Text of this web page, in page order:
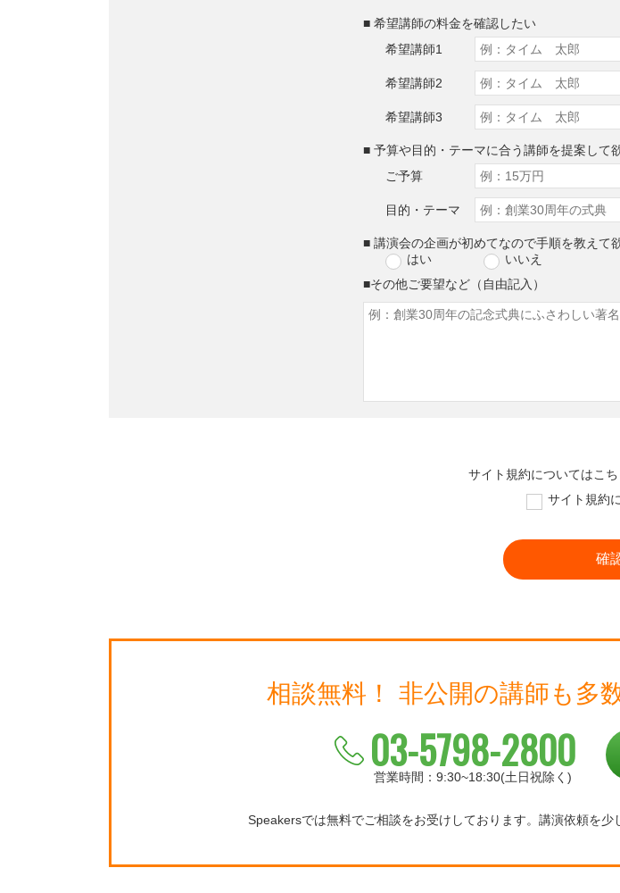
■ 希望講師の料金を確認したい
希望講師1
希望講師2
希望講師3
■ 予算や目的・テーマに合う講師を提案して
ご予算
目的・テーマ
■ 講演会の企画が初めてなので手順を教えて
はい
いいえ
■その他ご要望など（自由記入）
サイト規約についてはこち
サイト規約
相談無料！ 非公開の講師も多数
03-5798-2800
営業時間：9:30~18:30(土日祝除く)
Speakersでは無料でご相談をお受けしております。 講演依頼を少